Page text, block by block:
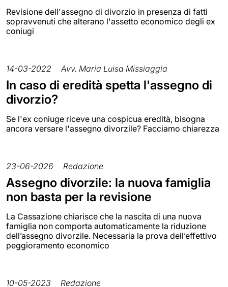
Revisione dell'assegno di divorzio in presenza di fatti
sopravvenuti che alterano l'assetto economico degli ex
coniugi
14-03-2022 Avv. Maria Luisa Missiaggia
In caso di eredità spetta l'assegno di
divorzio?
Se l'ex coniuge riceve una cospicua eredità, bisogna
ancora versare l'assegno divorzile? Facciamo chiarezza
23-06-2026 Redazione
Assegno divorzile: la nuova famiglia
non basta per la revisione
La Cassazione chiarisce che la nascita di una nuova
famiglia non comporta automaticamente la riduzione
dell’assegno divorzile. Necessaria la prova dell’effettivo
peggioramento economico
10-05-2023 Redazione